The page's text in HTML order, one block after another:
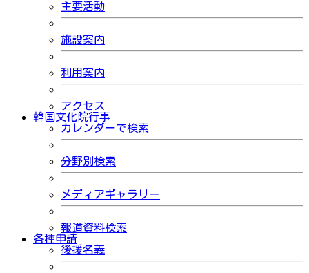
主要活動
施設案内
利用案内
アクセス
韓国文化院行事
カレンダーで検索
分野別検索
メディアギャラリー
報道資料検索
各種申請
後援名義